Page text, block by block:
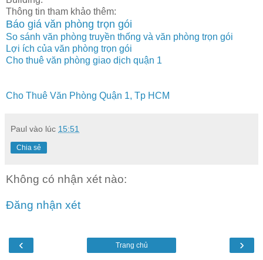
Thông tin tham khảo thêm:
Báo giá văn phòng trọn gói
So sánh văn phòng truyền thống và văn phòng trọn gói
Lợi ích của văn phòng trọn gói
Cho thuê văn phòng giao dịch quận 1
Cho Thuê Văn Phòng Quận 1, Tp HCM
Paul vào lúc 15:51
Chia sẻ
Không có nhận xét nào:
Đăng nhận xét
‹ ›
Trang chủ